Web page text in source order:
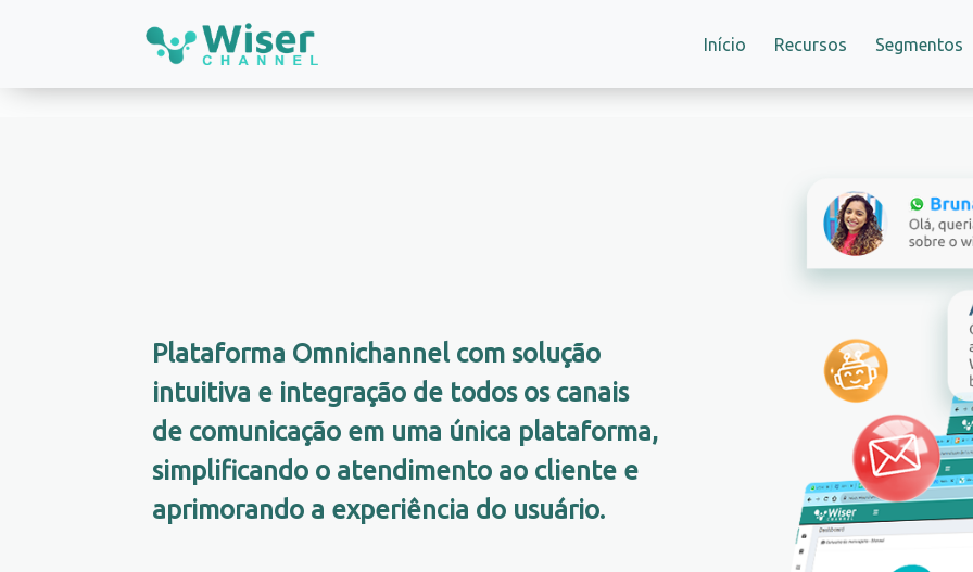
Início Recursos Segmentos
Plataforma Omnichannel com solução
intuitiva e integração de todos os canais
de comunicação em uma única plataforma,
simplificando o atendimento ao cliente e
aprimorando a experiência do usuário.